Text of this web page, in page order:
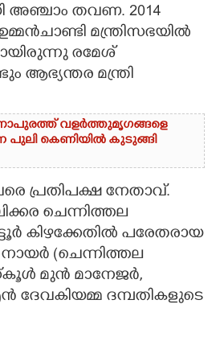
തവണ. 2014
മന്ത്രിസഭയിൽ
രമേശ്
ആഭ്യന്തര മന്ത്രി
വളർത്തുമൃഗങ്ങളെ
പുലി കെണിയിൽ കുടുങ്ങി
പ്രതിപക്ഷ നേതാവ്.
ചെന്നിത്തല
കിഴക്കേതിൽ പരേതരായ
(ചെന്നിത്തല
മുൻ മാനേജർ,
ദേവകിയമ്മ ദമ്പതികളുടെ